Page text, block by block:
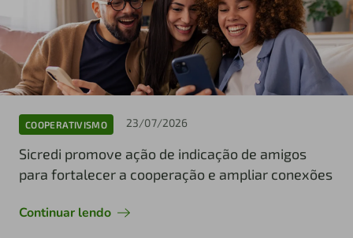
COOPERATIVISMO 23/07/2026
Sicredi promove ação de indicação de amigos
para fortalecer a cooperação e ampliar conexões
Continuar lendo